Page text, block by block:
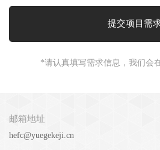
*请认真填写需求信息，我们会
邮箱地址
hefc@yuegekeji.cn